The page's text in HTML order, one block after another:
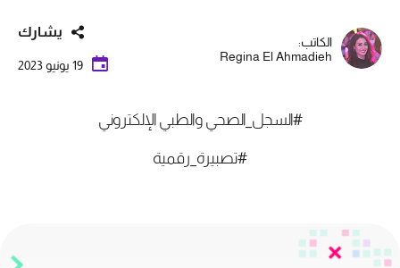
الكاتب:
Regina El Ahmadieh
يشارك
19 يونيو 2023
#السجل_الصحي والطبي الإلكتروني
#تصبيرة_رقمية